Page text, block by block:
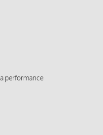
performance